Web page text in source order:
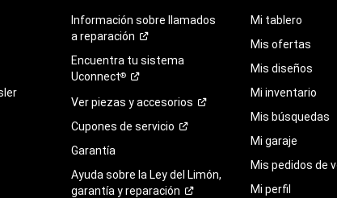
Información sobre llamados
a reparación
Encuentra tu sistema
Uconnect®
Ver piezas yaccesorios
Cupones de servicio
Garantía
Ayuda sobre la Ley del Limón,
garantía yreparación
Mi tablero
Mis ofertas
Mis diseños
Mi inventario
Mis búsquedas
Mi garaje
Mis pedidos de
Mi perfil